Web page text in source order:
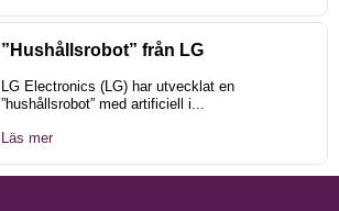
”Hushållsrobot” från LG
LG Electronics (LG) har utvecklat en
”hushållsrobot” med artificiell i...
Läs mer